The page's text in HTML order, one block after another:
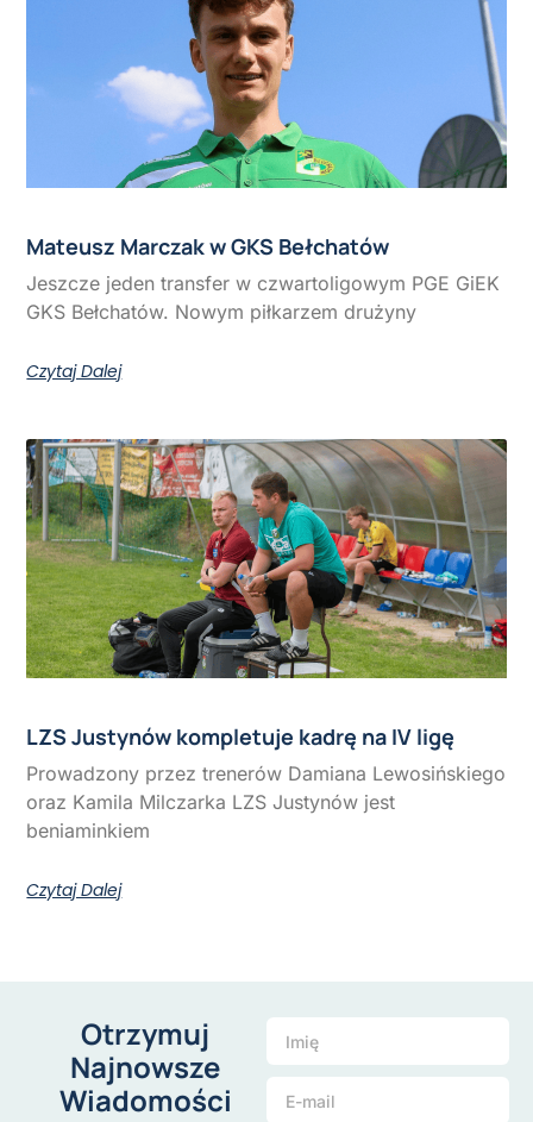
Mateusz Marczak w GKS Bełchatów
Jeszcze jeden transfer w czwartoligowym PGE GiEK
GKS Bełchatów. Nowym piłkarzem drużyny
Czytaj Dalej
LZS Justynów kompletuje kadrę na IV ligę
Prowadzony przez trenerów Damiana Lewosińskiego
oraz Kamila Milczarka LZS Justynów jest
beniaminkiem
Czytaj Dalej
Otrzymuj
Najnowsze
Wiadomości